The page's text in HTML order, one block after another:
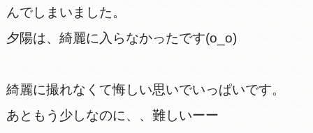
んでしまいました。
夕陽は、綺麗に入らなかったです(o_o)
綺麗に撮れなくて悔しい思いでいっぱいです。
あともう少しなのに、、難しいーー